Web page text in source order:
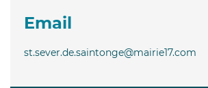
Email
st.sever.de.saintonge@mairie17.com